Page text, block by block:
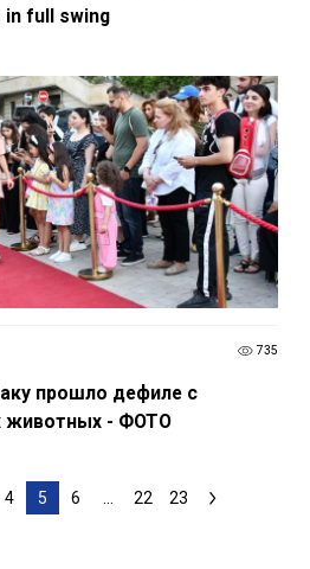
in full swing
735
прошло дефиле с
животных - ФОТО
4 5 6 ... 22 23